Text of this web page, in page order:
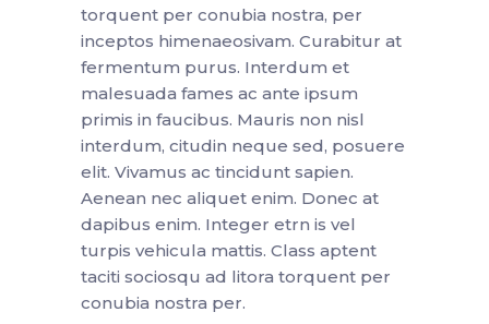
torquent per conubia nostra, per
inceptos himenaeosivam. Curabitur at
fermentum purus. Interdum et
malesuada fames ac ante ipsum
primis in faucibus. Mauris non nisl
interdum, citudin neque sed, posuere
elit. Vivamus ac tincidunt sapien.
Aenean nec aliquet enim. Donec at
dapibus enim. Integer etrn is vel
turpis vehicula mattis. Class aptent
taciti sociosqu ad litora torquent per
conubia nostra per.